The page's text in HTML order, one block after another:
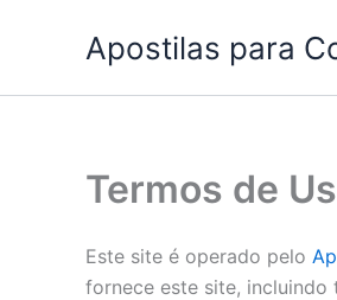
Apostilas para
Termos de
Este site é operado pelo
fornece este site, incluindo